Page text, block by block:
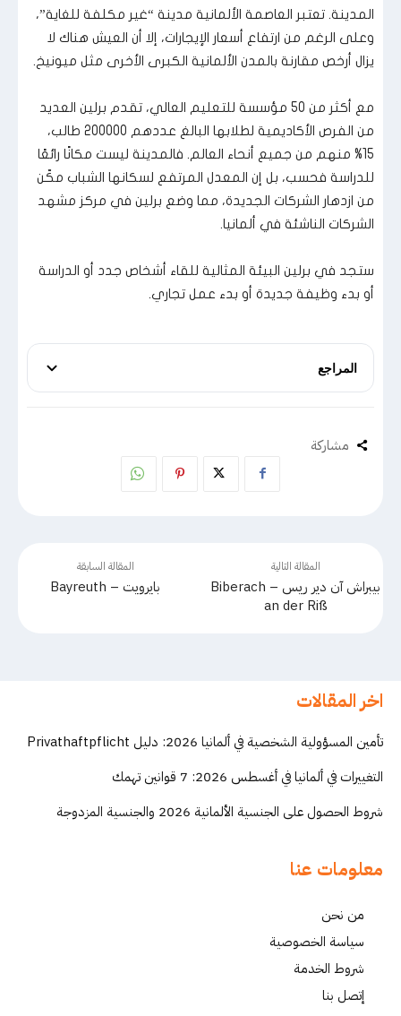
المدينة. تعتبر العاصمة الألمانية مدينة “غير مكلفة للغاية”،
وعلى الرغم من ارتفاع أسعار الإيجارات، إلا أن العيش هناك لا
يزال أرخص مقارنة بالمدن الألمانية الكبرى الأخرى مثل ميونيخ.
مع أكثر من 50 مؤسسة للتعليم العالي، تقدم برلين العديد
من الفرص الأكاديمية لطلابها البالغ عددهم 200000 طالب،
15% منهم من جميع أنحاء العالم. فالمدينة ليست مكانًا رائعًا
للدراسة فحسب، بل إن المعدل المرتفع لسكانها الشباب مكّن
من ازدهار الشركات الجديدة، مما وضع برلين في مركز مشهد
الشركات الناشئة في ألمانيا.
ستجد في برلين البيئة المثالية للقاء أشخاص جدد أو الدراسة
أو بدء وظيفة جديدة أو بدء عمل تجاري.
المراجع
مشاركة
المقالة السابقة
بايرويت – Bayreuth
المقالة التالية
بيبراش آن دير ريس – Biberach
an der Riß
اخر المقالات
تأمين المسؤولية الشخصية في ألمانيا 2026: دليل Privathaftpflicht
التغييرات في ألمانيا في أغسطس 2026: 7 قوانين تهمك
شروط الحصول على الجنسية الألمانية 2026 والجنسية المزدوجة
معلومات عنا
من نحن
سياسة الخصوصية
شروط الخدمة
إتصل بنا